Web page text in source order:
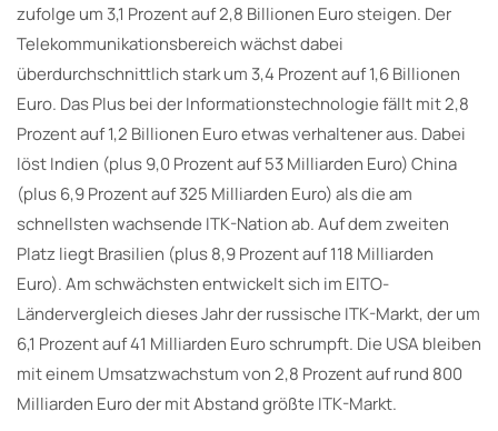
zufolge um 3,1 Prozent auf 2,8 Billionen Euro steigen. Der
Telekommunikationsbereich wächst dabei
überdurchschnittlich stark um 3,4 Prozent auf 1,6 Billionen
Euro. Das Plus bei der Informationstechnologie fällt mit 2,8
Prozent auf 1,2 Billionen Euro etwas verhaltener aus. Dabei
löst Indien (plus 9,0 Prozent auf 53 Milliarden Euro) China
(plus 6,9 Prozent auf 325 Milliarden Euro) als die am
schnellsten wachsende ITK-Nation ab. Auf dem zweiten
Platz liegt Brasilien (plus 8,9 Prozent auf 118 Milliarden
Euro). Am schwächsten entwickelt sich im EITO-
Ländervergleich dieses Jahr der russische ITK-Markt, der um
6,1 Prozent auf 41 Milliarden Euro schrumpft. Die USA bleiben
mit einem Umsatzwachstum von 2,8 Prozent auf rund 800
Milliarden Euro der mit Abstand größte ITK-Markt.